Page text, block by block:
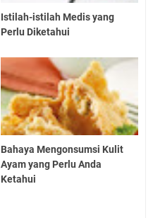
Istilah-istilah Medis yang
Perlu Diketahui
Bahaya Mengonsumsi Kulit
Ayam yang Perlu Anda
Ketahui